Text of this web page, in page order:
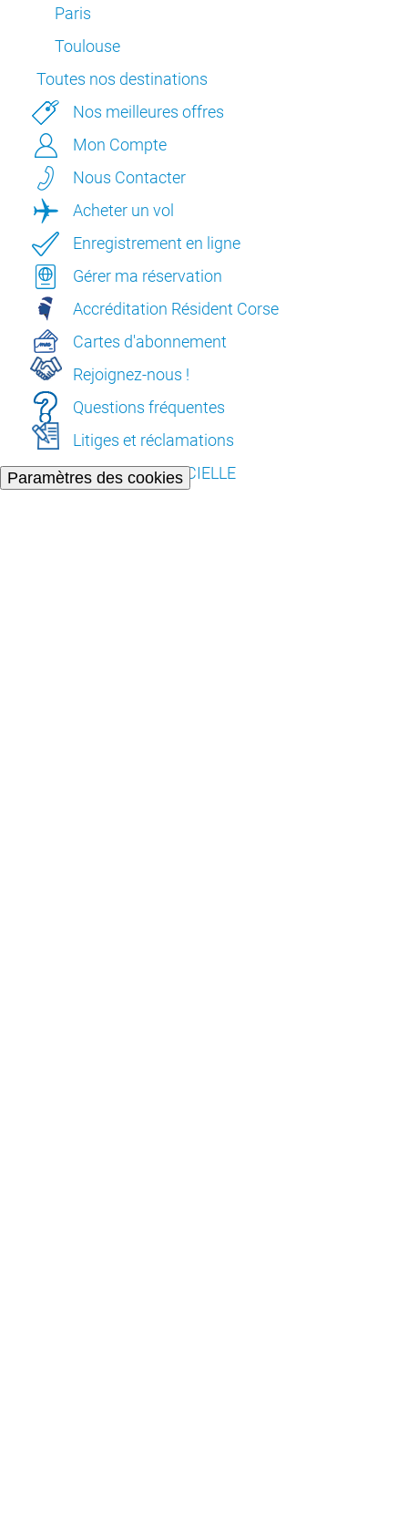
Paramètres des cookies
Paris
Toulouse
Toutes nos destinations
Nos meilleures offres
Mon Compte
Nous Contacter
Acheter un vol
Enregistrement en ligne
Gérer ma réservation
Accréditation Résident Corse
Cartes d'abonnement
Rejoignez-nous !
Questions fréquentes
Litiges et réclamations
L’INTELLIGENCE ARTIFICIELLE